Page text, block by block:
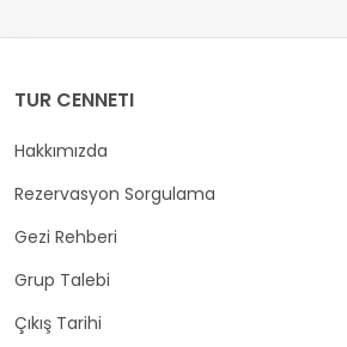
TUR CENNETI
Hakkımızda
Rezervasyon Sorgulama
Gezi Rehberi
Grup Talebi
Çıkış Tarihi